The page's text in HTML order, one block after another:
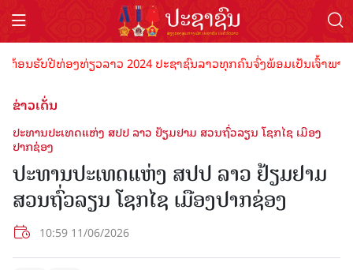
ຮັບປີທ່ອງທ່ຽວລາວ 2024 ປະຊາຊົນລາວທຸກຄົນຈົ່ງພ້ອມເປັນເຈົ້າພາບທີ່
ຂ່າວເດັ່ນ
ປະທານ​ປະເທດ​ແຫ່ງ ສປປ ລາວ​ ຢ້ຽມຢາມ​ ສວນຖົ່ວລຽນ ໂຊກໄຊ ເມືອງ
ປາກຊ່ອງ
ປະທານ​ປະເທດ​ແຫ່ງ ສປປ ລາວ​ ຢ້ຽມຢາມ​
ສວນຖົ່ວລຽນ ໂຊກໄຊ ເມືອງປາກຊ່ອງ
10:59 11/06/2026